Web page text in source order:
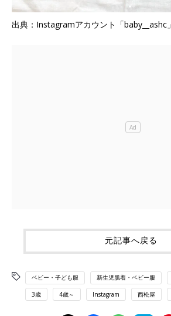
出典：Instagramアカウント「baby__ashc」
元記事へ戻る
ベビー・子ども服 新生児肌着・ベビー服
3歳 4歳～ Instagram 西松屋